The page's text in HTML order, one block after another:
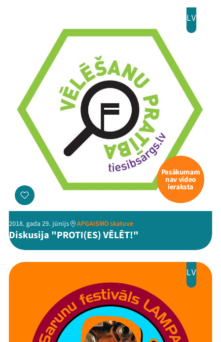
LV
Pasākumam
nav video
ieraksta
2018. gada 29. jūnijs APGAISMO skatuve
Diskusija "PROTI(ES) VĒLĒT!"
LV